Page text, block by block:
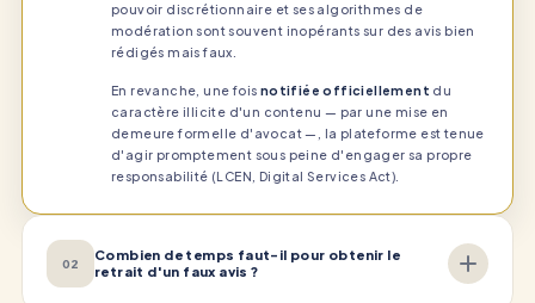
pouvoir discrétionnaire et ses algorithmes de
modération sont souvent inopérants sur des avis bien
rédigés mais faux.
En revanche, une fois notifiée officiellement du
caractère illicite d'un contenu — par une mise en
demeure formelle d'avocat —, la plateforme est tenue
d'agir promptement sous peine d'engager sa propre
responsabilité (LCEN, Digital Services Act).
02
Combien de temps faut-il pour obtenir le
retrait d'un faux avis ?